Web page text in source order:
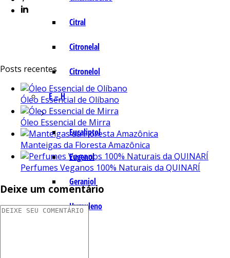
Citral
Citronelal
Citronelol
E – H
Eucaliptol
Eugenol
Geraniol
Humuleno
Posts recentes
Óleo Essencial de Olíbano
Óleo Essencial de Mirra
Manteigas da Floresta Amazônica
Perfumes Veganos 100% Naturais da QUINARÍ
Deixe um comentário